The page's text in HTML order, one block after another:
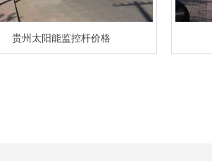
贵州太阳能监控杆价格